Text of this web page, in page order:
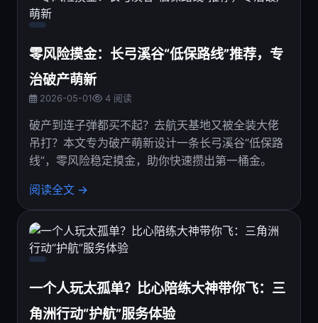
零风险摸金：长弓溪谷“低保路线”推荐，专
治破产萌新
2026-05-01 4 阅读
破产到连子弹都买不起？去航天基地又被全装大佬
吊打？本文专为破产萌新设计一条长弓溪谷“低保路
线”，零风险稳定摸金，助你快速攒出第一桶金。
阅读全文 →
一个人玩太孤单？比心陪练大神带你飞：三
角洲行动“护航”服务体验